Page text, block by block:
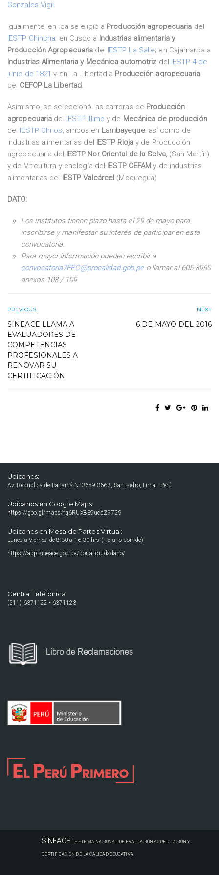
Gonzales Vigil.
Igualmente, en Ica se eligió a Producción agropecuaria del
IESTP Chincha; en Cusco a Industrias alimentaria y
Producción Agropecuaria del IESTP La Salle; en Cajamarca a
Industrias Alimentaria y Mecánica automotriz del IESTP 4 de
junio de 1821 y en La Libertad a Producción agropecuaria
del CEFOP La Libertad.
Asimismo, se seleccionó las carreras de Producción
agropecuaria del IESTP Illimo y de Mecánica de producción
del IESTP Olmos, ambos en Lambayeque; así como de
Industrias alimentarias del IESTP Riojay de Producción
agropecuaria del IESTP Nor Oriental de la Selva, (San Martín)
y de Viticultura y enología del IESTP CEFAM y de industrias
alimentarias del IESTP Valcárcel (Moquegua)
DATO:
Los institutos tienen plazo hasta el 29 de mayo para
inscribirse y manifestar su interés de participar en esta
convocatoria.
Para mayor información pueden escribir a
convocatoria7FEC@procalidad.gob.peo llamar al 605-8960
anexos 108 / 109
PREVIOUS
SINEACE LLAMA A
EVALUADORES DE
COMPETENCIAS
PROFESIONALES A
RENOVAR SU
CERTIFICACIÓN
NEXT
6 DE MAYO DEL 2016
Ubícanos:
Av. República de Panamá N°3659-3663, San Isidro, Lima - Perú
Ubícanos en Google Maps:
https://goo.gl/maps/fq6RUX8E9ucbZ9729
Ubícanos en Mesa de Partes Virtual:
Lunes a Viernes de 8:30 a 16:30 hrs (Horario corrido).
https://app.sineace.gob.pe/portal-ciudadano/
Central Telefónica:
(511) 6371122 - 6371123
SINEACE | SISTEMA NACIONAL DE EVALUACIÓN ACREDITACIÓN Y
CERTIFICACIÓN DE LA CALIDAD EDUCATIVA